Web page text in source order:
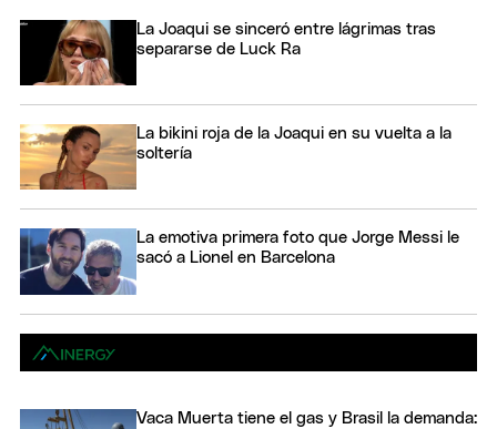
La Joaqui se sinceró entre lágrimas tras
separarse de Luck Ra
La bikini roja de la Joaqui en su vuelta a la
soltería
La emotiva primera foto que Jorge Messi le
sacó a Lionel en Barcelona
Vaca Muerta tiene el gas y Brasil la demanda: